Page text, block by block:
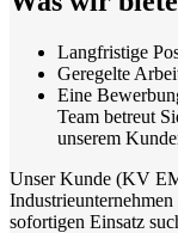
Langfristige
Geregelte
Eine
Team betreut
unserem
Unser Kunde (KV
sofortigen Einsatz